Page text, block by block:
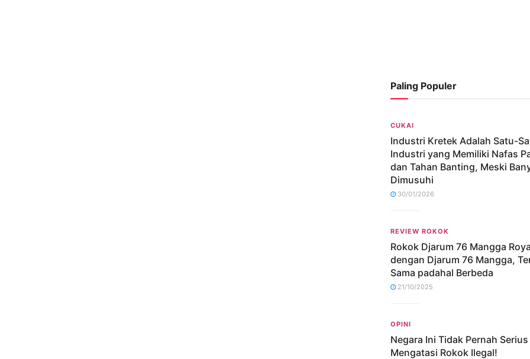
Paling Populer
CUKAI
Industri Kretek Adalah Satu-
Industri yang Memiliki Nafas
dan Tahan Banting, Meski
Dimusuhi
30/01/2026
REVIEW ROKOK
Rokok Djarum 76 Mangga
dengan Djarum 76 Mangga,
Sama padahal Berbeda
21/10/2025
OPINI
Negara Ini Tidak Pernah Serius
Mengatasi Rokok Ilegal!